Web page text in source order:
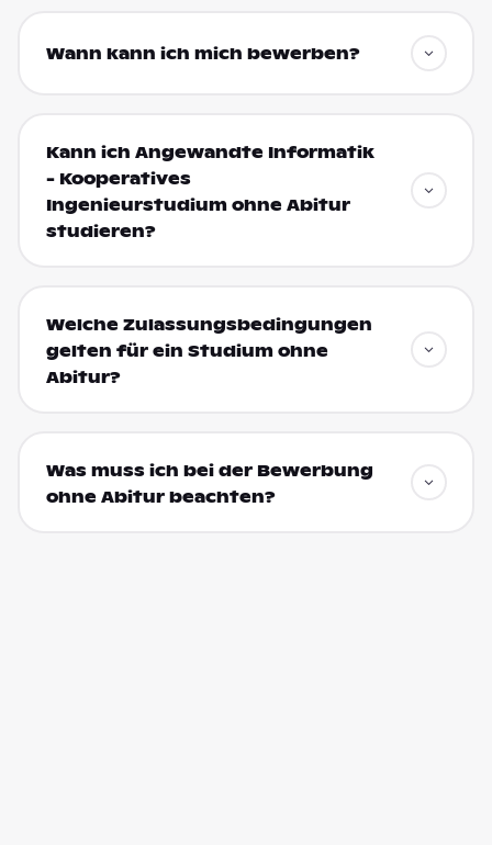
Wann kann ich mich bewerben?
Kann ich Angewandte Informatik
- Kooperatives
Ingenieurstudium ohne Abitur
studieren?
Welche Zulassungsbedingungen
gelten für ein Studium ohne
Abitur?
Was muss ich bei der Bewerbung
ohne Abitur beachten?